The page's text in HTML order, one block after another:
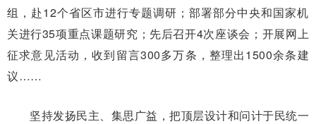
组，赴12个省区市进行专题调研；部署部分中央和国家机
关进行35项重点课题研究；先后召开4次座谈会；开展网上
征求意见活动，收到留言300多万条，整理出1500余条建
议……
坚持发扬民主、集思广益，把顶层设计和问计于民统一